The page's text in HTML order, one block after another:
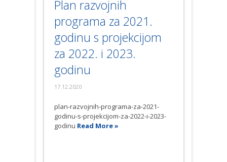
Plan razvojnih
programa za 2021.
godinu s projekcijom
za 2022. i 2023.
godinu
17.12.2020
plan-razvojnih-programa-za-2021-
godinu-s-projekcijom-za-2022-i-2023-
godinu Read More »